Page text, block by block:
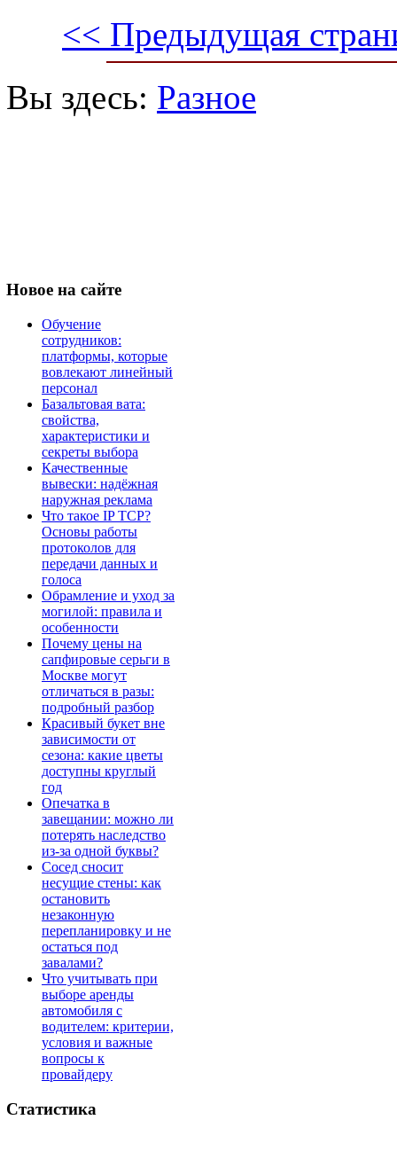
<< Предыдущая
Вы здесь: Разное
Новое на сайте
Обучение
сотрудников:
платформы, которые
вовлекают линейный
персонал
Базальтовая вата:
свойства,
характеристики и
секреты выбора
Качественные
вывески: надёжная
наружная реклама
Что такое IP TCP?
Основы работы
протоколов для
передачи данных и
голоса
Обрамление и уход за
могилой: правила и
особенности
Почему цены на
сапфировые серьги в
Москве могут
отличаться в разы:
подробный разбор
Красивый букет вне
зависимости от
сезона: какие цветы
доступны круглый
год
Опечатка в
завещании: можно ли
потерять наследство
из-за одной буквы?
Сосед сносит
несущие стены: как
остановить
незаконную
перепланировку и не
остаться под
завалами?
Что учитывать при
выборе аренды
автомобиля с
водителем: критерии,
условия и важные
вопросы к
провайдеру
Статистика